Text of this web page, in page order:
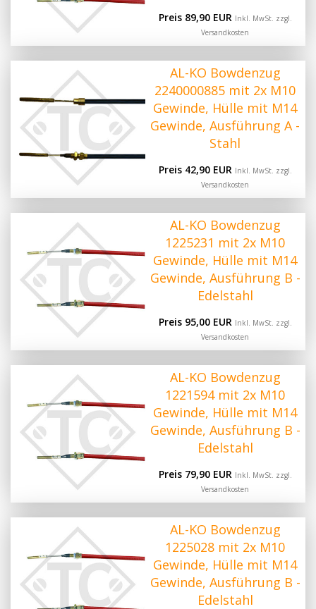
Preis 89,90 EUR Inkl. MwSt. zzgl.
Versandkosten
AL-KO Bowdenzug
2240000885 mit 2x M10
Gewinde, Hülle mit M14
Gewinde, Ausführung A -
Stahl
Preis 42,90 EUR Inkl. MwSt. zzgl.
Versandkosten
AL-KO Bowdenzug
1225231 mit 2x M10
Gewinde, Hülle mit M14
Gewinde, Ausführung B -
Edelstahl
Preis 95,00 EUR Inkl. MwSt. zzgl.
Versandkosten
AL-KO Bowdenzug
1221594 mit 2x M10
Gewinde, Hülle mit M14
Gewinde, Ausführung B -
Edelstahl
Preis 79,90 EUR Inkl. MwSt. zzgl.
Versandkosten
AL-KO Bowdenzug
1225028 mit 2x M10
Gewinde, Hülle mit M14
Gewinde, Ausführung B -
Edelstahl